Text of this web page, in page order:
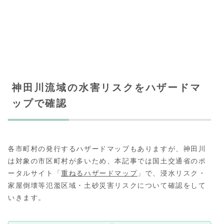
神田川流域の水害リスクをハザードマ
ップで確認
各市町村の発行するハザードマップもありますが、神田川
は対象の市区町村が多いため、本記事では国土交通省のポ
ータルサイト「重ねるハザードマップ 」で、浸水リスク・
家屋倒壊等氾濫区域・土砂災害リスクについて確認をして
いきます。